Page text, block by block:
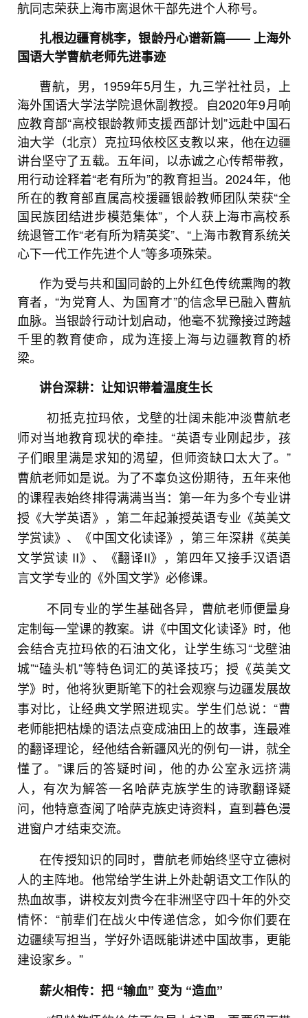
航同志荣获上海市离退休干部先进个人称号。
扎根边疆育桃李，银龄丹心谱新篇—— 上海外
国语大学曹航老师先进事迹
曹航，男，1959年5月生，九三学社社员，上
海外国语大学法学院退休副教授。自2020年9月响
应教育部“高校银龄教师支援西部计划”远赴中国石
油大学（北京）克拉玛依校区支教以来，他在边疆
讲台坚守了五载。五年间，以赤诚之心传帮带教，
用行动诠释着“老有所为”的教育担当。2024年，他
所在的教育部直属高校援疆银龄教师团队荣获“全
国民族团结进步模范集体”，个人获上海市高校系
统退管工作“老有所为精英奖”、“上海市教育系统关
心下一代工作先进个人”等多项殊荣。
作为受与共和国同龄的上外红色传统熏陶的教
育者，“为党育人、为国育才”的信念早已融入曹航
血脉。当银龄行动计划启动，他毫不犹豫接过跨越
千里的教育使命，成为连接上海与边疆教育的桥
梁。
讲台深耕：让知识带着温度生长
初抵克拉玛依，戈壁的壮阔未能冲淡曹航老
师对当地教育现状的牵挂。“英语专业刚起步，孩
子们眼里满是求知的渴望，但师资缺口太大了。”
曹航老师如是说。为了不辜负这份期待，五年来他
的课程表始终排得满满当当：第一年为多个专业讲
授《大学英语》，第二年起兼授英语专业《英美文
学赏读》、《中国文化读译》，第三年深耕《英美
文学赏读 II》、《翻译II》，第四年又接手汉语语
言文学专业的《外国文学》必修课。
不同专业的学生基础各异，曹航老师便量身
定制每一堂课的教案。讲《中国文化读译》时，他
会结合克拉玛依的石油文化，让学生练习“戈壁油
城”“磕头机”等特色词汇的英译技巧；授《英美文
学》时，他将狄更斯笔下的社会观察与边疆发展故
事对比，让经典文学照进现实。学生们总说：“曹
老师能把枯燥的语法点变成油田上的故事，连最难
的翻译理论，经他结合新疆风光的例句一讲，就全
懂了。”课后的答疑时间，他的办公室永远挤满
人，有次为解答一名哈萨克族学生的诗歌翻译疑
问，他特意查阅了哈萨克族史诗资料，直到暮色漫
进窗户才结束交流。
在传授知识的同时，曹航老师始终坚守立德树
人的主阵地。他常给学生讲上外赴朝语文工作队的
热血故事，讲校友刘贵今在非洲坚守四十年的外交
情怀：“前辈们在战火中传递信念，如今你们要在
边疆续写担当，学好外语既能讲述中国故事，更能
建设家乡。”
薪火相传：把 “输血” 变为 “造血”